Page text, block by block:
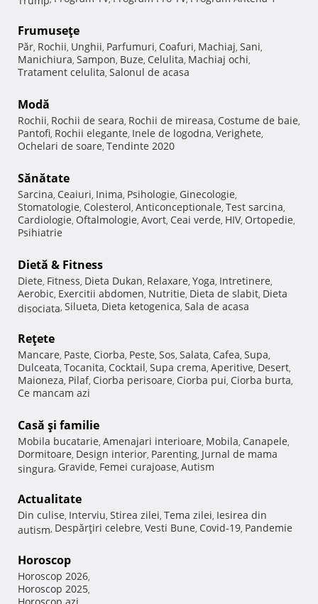
Frumuseţe
Păr, Rochii, Unghii, Parfumuri, Coafuri, Machiaj, Sani,
Manichiura, Sampon, Buze, Celulita, Machiaj ochi,
Tratament celulita, Salonul de acasa
Modă
Rochii, Rochii de seara, Rochii de mireasa, Costume de baie,
Pantofi, Rochii elegante, Inele de logodna, Verighete,
Ochelari de soare, Tendinte 2020
Sănătate
Sarcina, Ceaiuri, Inima, Psihologie, Ginecologie,
Stomatologie, Colesterol, Anticonceptionale, Test sarcina,
Cardiologie, Oftalmologie, Avort, Ceai verde, HIV, Ortopedie,
Psihiatrie
Dietă & Fitness
Diete, Fitness, Dieta Dukan, Relaxare, Yoga, Intretinere,
Aerobic, Exercitii abdomen, Nutritie, Dieta de slabit, Dieta
disociata, Silueta, Dieta ketogenica, Sala de acasa
Reţete
Mancare, Paste, Ciorba, Peste, Sos, Salata, Cafea, Supa,
Dulceata, Tocanita, Cocktail, Supa crema, Aperitive, Desert,
Maioneza, Pilaf, Ciorba perisoare, Ciorba pui, Ciorba burta,
Ce mancam azi
Casă şi familie
Mobila bucatarie, Amenajari interioare, Mobila, Canapele,
Dormitoare, Design interior, Parenting, Jurnal de mama
singura, Gravide, Femei curajoase, Autism
Actualitate
Din culise, Interviu, Stirea zilei, Tema zilei, Iesirea din
autism, Despărţiri celebre, Vesti Bune, Covid-19, Pandemie
Horoscop
Horoscop 2026,
Horoscop 2025,